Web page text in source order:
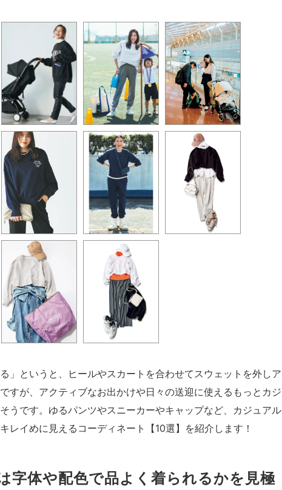
」というと、ヒールやスカートを合わせてスウェットを外しア
すが、アクティブなお出かけや日々の送迎に使えるもっとカジ
うです。ゆるパンツやスニーカーやキャップなど、カジュアル
レイめに見えるコーディネート【10選】を紹介します！
字体や配色で品よく着られるかを見極